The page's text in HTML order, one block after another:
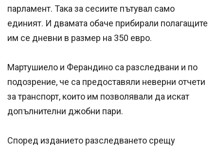
парламент. Така за сесиите пътувал само
единият. И двамата обаче прибирали полагащите
им се дневни в размер на 350 евро.
Мартушиело и Ферандино са разследвани и по
подозрение, че са предоставяли неверни отчети
за транспорт, които им позволявали да искат
допълнителни джобни пари.
Според изданието разследването срещу